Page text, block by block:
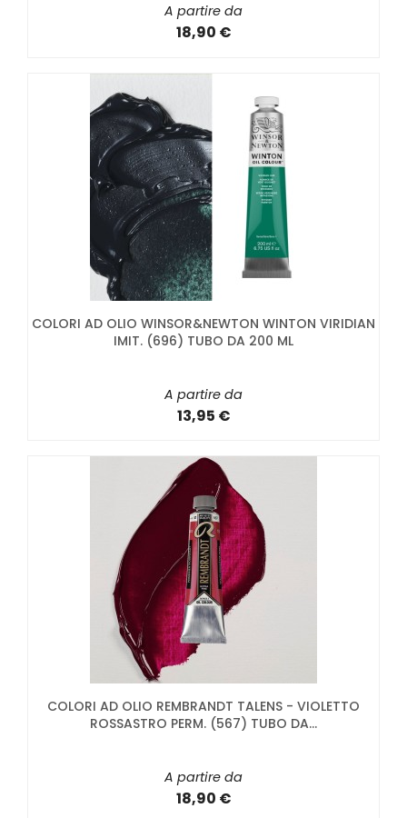
A partire da
18,90 €
COLORI AD OLIO WINSOR&NEWTON WINTON VIRIDIAN
IMIT. (696) TUBO DA 200 ML
A partire da
13,95 €
COLORI AD OLIO REMBRANDT TALENS - VIOLETTO
ROSSASTRO PERM. (567) TUBO DA...
A partire da
18,90 €